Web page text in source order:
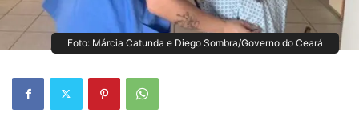
Foto: Márcia Catunda e Diego Sombra/Governo do Ceará